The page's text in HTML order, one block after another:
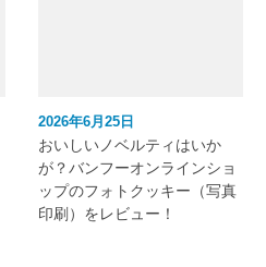
2026年6月25日
おいしいノベルティはいか
が？バンフーオンラインショ
ップのフォトクッキー（写真
印刷）をレビュー！